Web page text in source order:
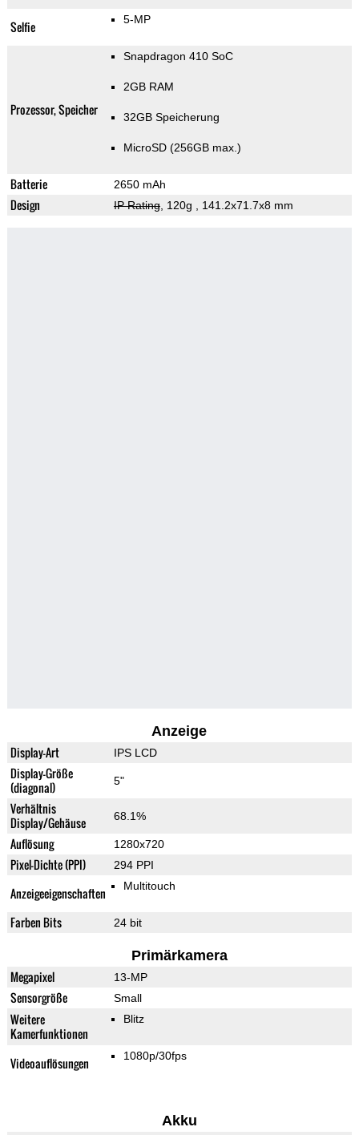
Selfie 5-MP
Prozessor, Speicher
Snapdragon 410 SoC
2GB RAM
32GB Speicherung
MicroSD (256GB max.)
Batterie 2650 mAh
Design IP Rating, 120g , 141.2x71.7x8 mm
Anzeige
Display-Art IPS LCD
Display-Größe
(diagonal)
5"
Verhältnis
Display/Gehäuse
68.1%
Auflösung 1280x720
Pixel-Dichte (PPI) 294 PPI
Anzeigeeigenschaften Multitouch
Farben Bits 24 bit
Primärkamera
Megapixel 13-MP
Sensorgröße Small
Weitere
Kamerfunktionen
Blitz
Videoauflösungen 1080p/30fps
Akku